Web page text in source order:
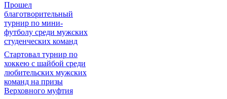
Прошел
благотворительный
турнир по мини-
футболу среди мужских
студенческих команд
Cтартовал турнир по
хоккею с шайбой среди
любительских мужских
команд на призы
Верховного муфтия